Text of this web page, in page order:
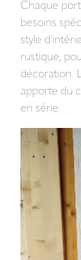
Chaque
besoins
style
rustique,
décoration.
apporte du
en série.